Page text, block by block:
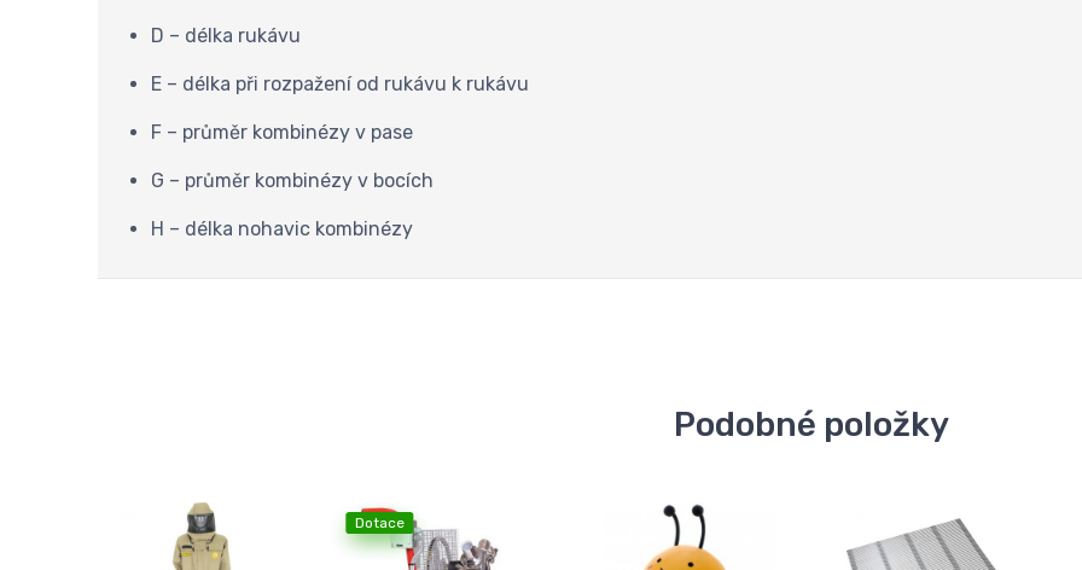
D – délka rukávu
E – délka při rozpažení od rukávu k rukávu
F – průměr kombinézy v pase
G – průměr kombinézy v bocích
H – délka nohavic kombinézy
Podobné položky
Dotace